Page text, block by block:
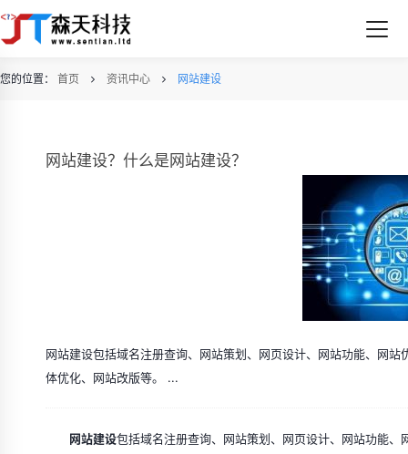
您的位置： 首页 资讯中心 网站建设
网站建设？什么是网站建设？
网站建设包括域名注册查询、网站策划、网页设计、网站功能、网
体优化、网站改版等。 ...
网站建设包括域名注册查询、网站策划、网页设计、网站功能